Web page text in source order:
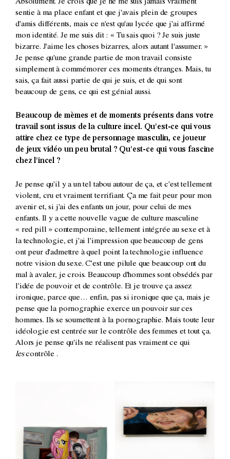
Absolument. Je crois que je ne me suis jamais vraiment
sentie à ma place enfant et que j'avais plein de groupes
d'amis différents, mais ce n'est qu'au lycée que j'ai affirmé
mon identité. Je me suis dit : « Tu sais quoi ? Je suis juste
bizarre. J'aime les choses bizarres, alors autant l'assumer. »
Je pense qu'une grande partie de mon travail consiste
simplement à commémorer ces moments étranges. Mais, tu
sais, ça fait aussi partie de qui je suis, et de qui sont
beaucoup de gens, ce qui est génial aussi.
Beaucoup de mèmes et de moments présents dans votre
travail sont issus de la culture incel. Qu'est-ce qui vous
attire chez ce type de personnage masculin, ce joueur
de jeux vidéo un peu brutal ? Qu'est-ce qui vous fascine
chez l'incel ?
Je pense qu'il y a un tel tabou autour de ça, et c'est tellement
violent, cru et vraiment terrifiant. Ça me fait peur pour mon
avenir et, si j'ai des enfants un jour, pour celui de mes
enfants. Il y a cette nouvelle vague de culture masculine
« red pill » contemporaine, tellement intégrée au sexe et à
la technologie, et j'ai l'impression que beaucoup de gens
ont peur d'admettre à quel point la technologie influence
notre vision du sexe. C'est une pilule que beaucoup ont du
mal à avaler, je crois. Beaucoup d'hommes sont obsédés par
l'idée de pouvoir et de contrôle. Et je trouve ça assez
ironique, parce que… enfin, pas si ironique que ça, mais je
pense que la pornographie exerce un pouvoir sur ces
hommes. Ils se soumettent à la pornographie. Mais toute leur
idéologie est centrée sur le contrôle des femmes et tout ça.
Alors je pense qu'ils ne réalisent pas vraiment ce qui
lescontrôle .